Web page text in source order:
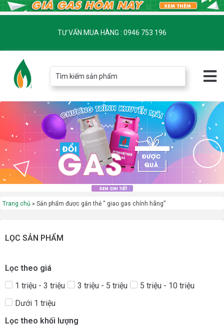
TƯ VẤN MUA HÀNG : 0946 753 196
Trang chủ » Sản phẩm được gắn thẻ “ giao gas chính hãng”
LỌC SẢN PHẨM
Lọc theo giá
1 triệu - 3 triệu
3 triệu - 5 triệu
5 triệu - 10 triệu
Dưới 1 triệu
Lọc theo khối lượng